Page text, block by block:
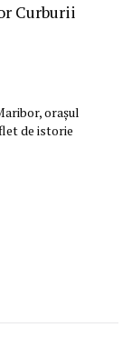
Curburii
orașul
de istorie